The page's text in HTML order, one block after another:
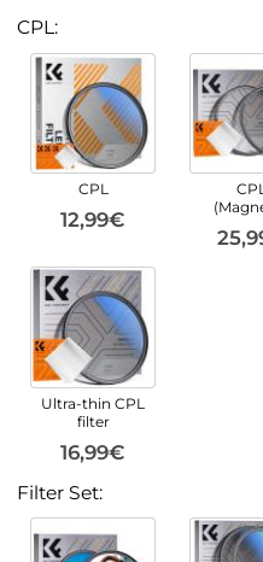
CPL:
CPL
12,99€
Ultra-thin CPL
filter
16,99€
Filter Set: